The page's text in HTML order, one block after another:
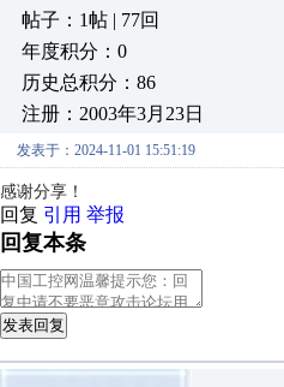
帖子：1帖 | 77回
年度积分：0
历史总积分：86
注册：2003年3月23日
发表于：2024-11-01 15:51:19
感谢分享！
回复 引用 举报
回复本条
发表回复